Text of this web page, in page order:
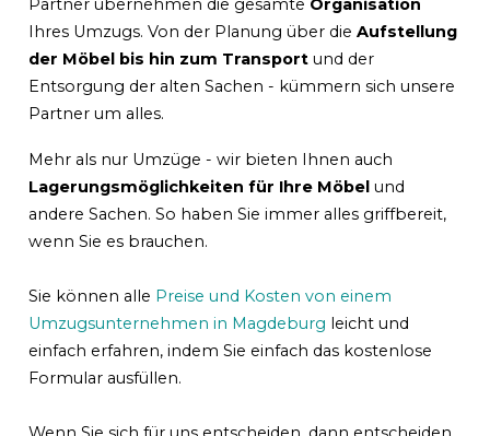
Partner übernehmen die gesamte Organisation
Ihres Umzugs. Von der Planung über die Aufstellung
der Möbel bis hin zum Transportund der
Entsorgung der alten Sachen - kümmern sich unsere
Partner um alles.
Mehr als nur Umzüge - wir bieten Ihnen auch
Lagerungsmöglichkeiten für Ihre Möbelund
andere Sachen. So haben Sie immer alles griffbereit,
wenn Sie es brauchen.
Sie können alle Preise und Kosten von einem
Umzugsunternehmen in Magdeburg leicht und
einfach erfahren, indem Sie einfach das kostenlose
Formular ausfüllen.